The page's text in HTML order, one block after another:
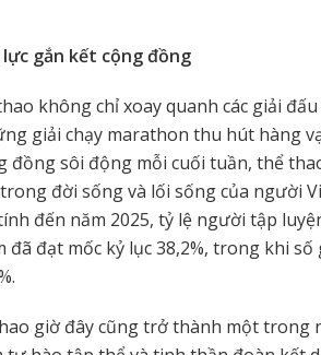
gắn kết cộng đồng
không chỉ xoay quanh các giải
giải chạy marathon thu hút hàng
đồng sôi động mỗi cuối tuần, thể
đời sống và lối sống của người
đến năm 2025, tỷ lệ người tập
đạt mốc kỷ lục 38,2%, trong khi số
giờ đây cũng trở thành một trong